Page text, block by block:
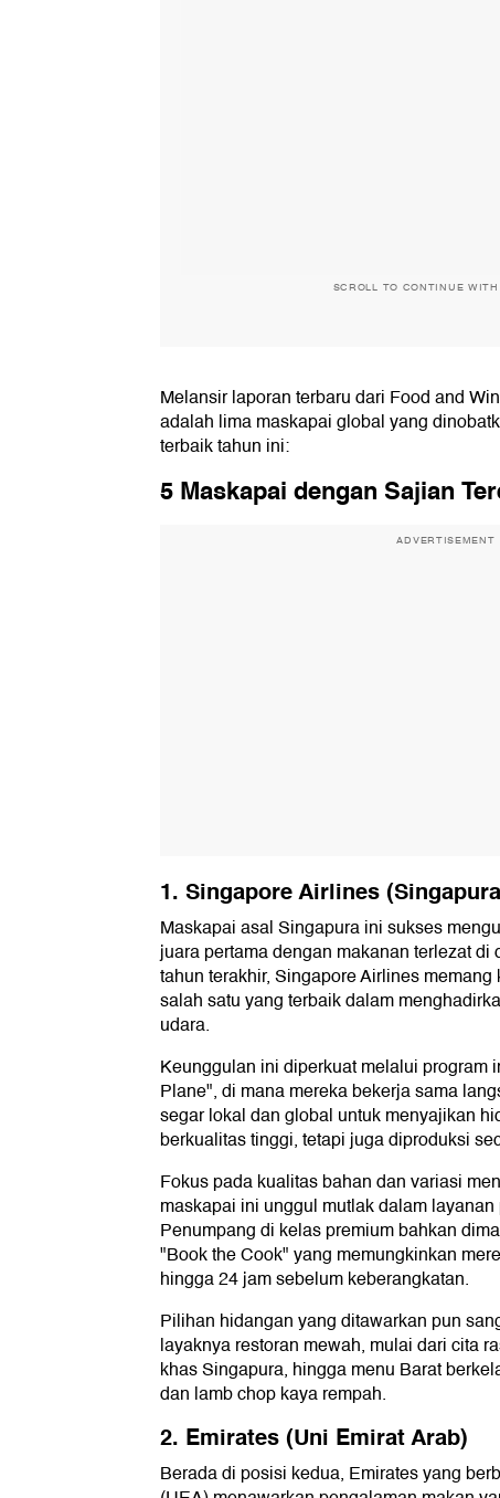
SCROLL TO CONTINUE
Melansir laporan terbaru dari Food and
adalah lima maskapai global yang
terbaik tahun ini:
5 Maskapai dengan Sajian
ADVERTISEMENT
1. Singapore Airlines
Maskapai asal Singapura ini sukses
juara pertama dengan makanan terlezat
tahun terakhir, Singapore Airlines
salah satu yang terbaik dalam
udara.
Keunggulan ini diperkuat melalui program
Plane", di mana mereka bekerja sama
segar lokal dan global untuk menyajikan
berkualitas tinggi, tetapi juga diproduksi
Fokus pada kualitas bahan dan variasi
maskapai ini unggul mutlak dalam
Penumpang di kelas premium bahkan
"Book the Cook" yang memungkinkan
hingga 24 jam sebelum keberangkatan.
Pilihan hidangan yang ditawarkan pun
layaknya restoran mewah, mulai dari cita
khas Singapura, hingga menu Barat
dan lamb chop kaya rempah.
2. Emirates (Uni Emirat Arab)
Berada di posisi kedua, Emirates yang